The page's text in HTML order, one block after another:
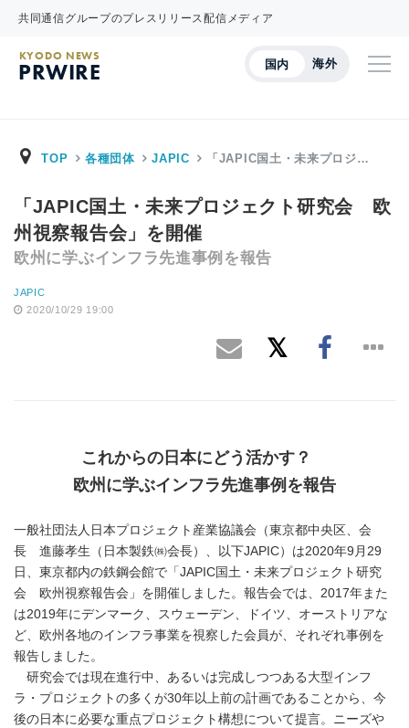
共同通信グループのプレスリリース配信メディア
国内 海外
KYODO NEWS
PRWIRE
TOP 各種団体 JAPIC 「JAPIC国土・未来プロジ…
「JAPIC国土・未来プロジェクト研究会 欧
州視察報告会」を開催
欧州に学ぶインフラ先進事例を報告
JAPIC
2020/10/29 19:00
これからの日本にどう活かす？
欧州に学ぶインフラ先進事例を報告
一般社団法人日本プロジェクト産業協議会（東京都中央区、会
長 進藤孝生（日本製鉄㈱会長）、以下JAPIC）は2020年9月29
日、東京都内の鉄鋼会館で「JAPIC国土・未来プロジェクト研究
会 欧州視察報告会」を開催しました。報告会では、2017年また
は2019年にデンマーク、スウェーデン、ドイツ、オーストリアな
ど、欧州各地のインフラ事業を視察した会員が、それぞれ事例を
報告しました。
研究会では現在進行中、あるいは完成しつつある大型インフ
ラ・プロジェクトの多くが30年以上前の計画であることから、今
後の日本に必要な重点プロジェクト構想について提言。ニーズや